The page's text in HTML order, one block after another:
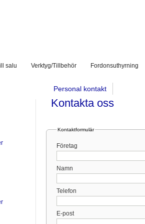
salu Verktyg/Tillbehör Fordonsuthyrning
Personal kontakt
Kontakta oss
Kontaktformulär
Företag
Namn
Telefon
E-post